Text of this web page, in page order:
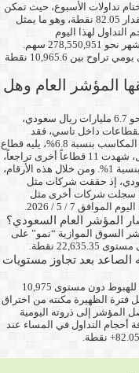
تداولات الأسبوع، حيث تمكن
من الإغلاق عند مستوى 11,031.32 نقطة، مرتفعاً بمقدار 82.05 نقطة، وهو ما يمثل
حجم التداول لهذا اليوم
298,895,998 سهم، بينما وصل معدل التداول لثلاثة أشهر نحو 278,550,951 سهم.
وفيما يخص النطاق السعري، تحرك تاسي ضمن مدى يومي تراوح بين 10,965.6 نقطة
المؤشر العام وهل
سيولة بلغت نحو 6.7 مليارات ريال سعودي،
أداء القطاعات داخل تاسي، فقد
ارتفعت 11 قطاعاً، حيث تصدر قطاع المرافق العامة المكاسب بنسبة 6.8%، يليه قطاع
التطبيقات وخدمات التقنية بنسبة 6.7%. وفي المقابل، شهدت 11 قطاعاً أخرى تراجعاً،
كان أبرزها قطاع الخدمات الاستهلاكية الذي انخفض بنسبة 1%. ومن خلال هذه الأرقام،
إذ حققت شركات مثل
وعلم ارتفاعاً بنسبة 10%، بينما سجلت شركات أخرى مثل
المؤشر العام السعودي؟
السوق الموازية “نمو” على
بعد تجاوز مستويات
بدأ تاسي تداولاته الصباحية بحالة من التذبذب المائل للهبوط دون مستوى 10,975
الظهيرة مكنته من اختراق
ليصل المؤشر إلى ذروته اليومية
كثافة أحجام التداول في المساء عند